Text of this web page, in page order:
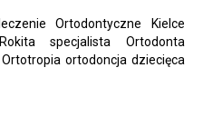
Ortodontyczne Kielce
specjalista Ortodonta
ortodoncja dziecięca